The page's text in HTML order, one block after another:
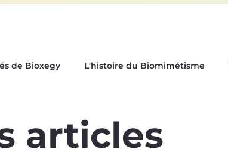
de Bioxegy L'histoire du Biomimétisme
articles